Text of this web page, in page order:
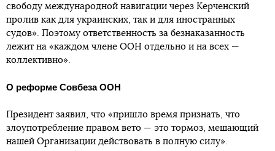
свободу международной навигации через Керченский
пролив как для украинских, так и для иностранных
судов». Поэтому ответственность за безнаказанность
лежит на «каждом члене ООН отдельно и на всех —
коллективно».
О реформе Совбеза ООН
Президент заявил, что «пришло время признать, что
злоупотребление правом вето — это тормоз, мешающий
нашей Организации действовать в полную силу».